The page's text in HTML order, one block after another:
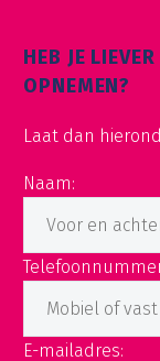
HEB JE
OPNEMEN?
Laat dan
Naam:
E-mailadres: